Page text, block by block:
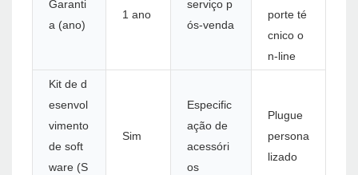
Garanti
a (ano)
1 ano
serviço p
ós-venda
porte té
cnico o
n-line
Kit de d
esenvol
vimento
de soft
ware (S
Sim
Especific
ação de
acessóri
os
Plugue
persona
lizado